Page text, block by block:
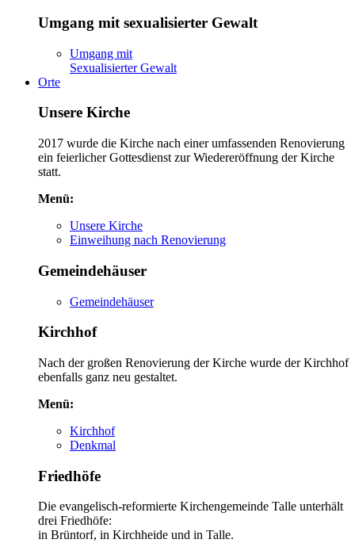
Umgang mit sexualisierter Gewalt
Umgang mit
Sexualisierter Gewalt
Orte
Unsere Kirche
2017 wurde die Kirche nach einer umfassenden Renovierung
ein feierlicher Gottesdienst zur Wiedereröffnung der Kirche
statt.
Menü:
Unsere Kirche
Einweihung nach Renovierung
Gemeindehäuser
Gemeindehäuser
Kirchhof
Nach der großen Renovierung der Kirche wurde der Kirchhof
ebenfalls ganz neu gestaltet.
Menü:
Kirchhof
Denkmal
Friedhöfe
Die evangelisch-reformierte Kirchengemeinde Talle unterhält
drei Friedhöfe:
in Brüntorf, in Kirchheide und in Talle.